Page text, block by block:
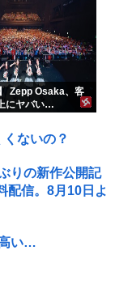
Zepp Osaka、客
にヤバい…
ないの？
りの新作公開記
配信。8月10日よ
い…